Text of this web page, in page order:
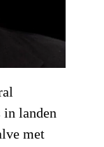
in landen
met